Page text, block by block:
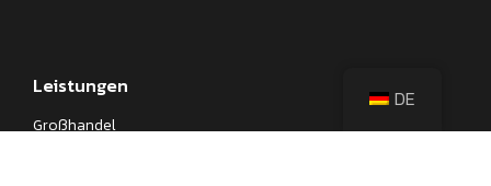
Leistungen
Großhandel
DE